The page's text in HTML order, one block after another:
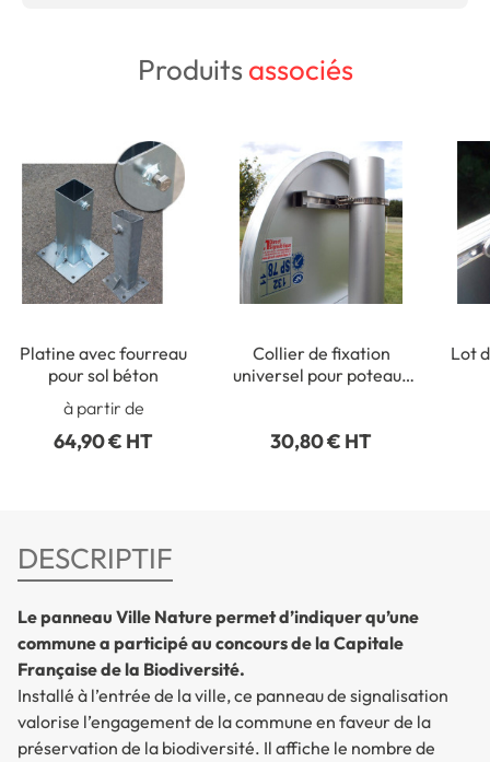
Produitsassociés
Platine avec fourreau
pour sol béton
à partir de
64,90 € HT
Collier de fixation
universel pour poteaux
30,80 € HT
Lot
DESCRIPTIF
Le panneau Ville Nature permet d’indiquer qu’une
commune a participé au concours de la Capitale
Française de la Biodiversité.
Installé à l’entrée de la ville, ce panneau de signalisation
valorise l’engagement de la commune en faveur de la
préservation de la biodiversité. Il affiche le nombre de